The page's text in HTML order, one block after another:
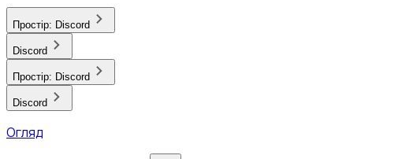
Простір: Discord
Discord
Простір: Discord
Discord
Огляд